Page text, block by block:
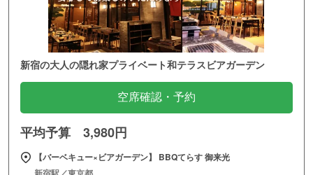
新宿の大人の隠れ家プライベート和テラスビアガーデン
空席確認・予約
平均予算 3,980円
【バーベキュー×ビアガーデン】 BBQてらす 御来光